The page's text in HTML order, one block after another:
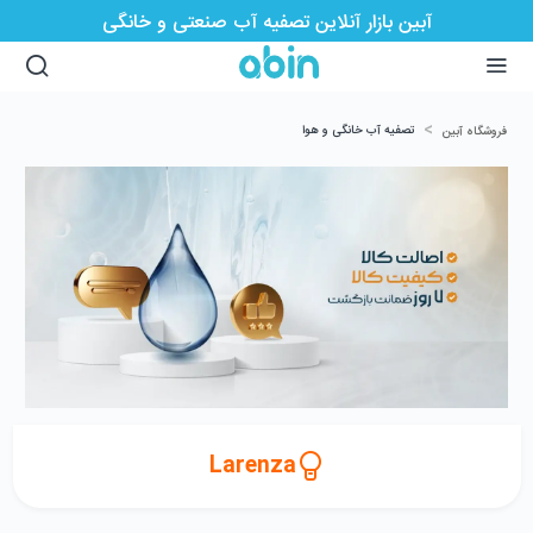
آبین بازار آنلاین تصفیه آب صنعتی و خانگی
فروشگاه آبین > تصفیه آب خانگی و هوا
Larenza